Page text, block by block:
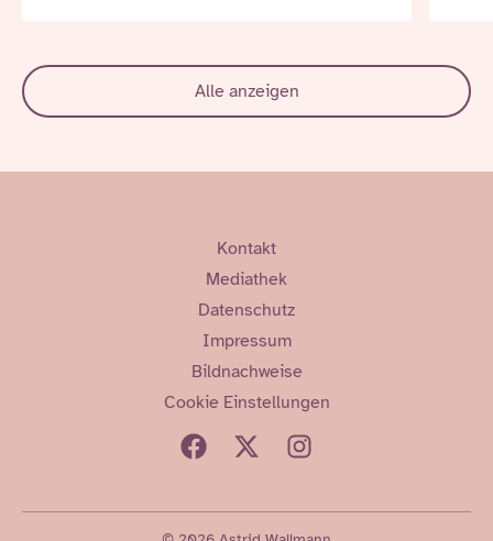
Alle anzeigen
Kontakt
Mediathek
Datenschutz
Impressum
Bildnachweise
Cookie Einstellungen